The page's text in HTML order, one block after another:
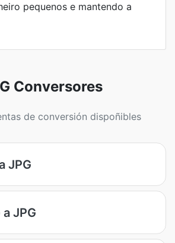
pequenos e mantendo a
Conversores
de conversión dispoñibles
JPG
a JPG